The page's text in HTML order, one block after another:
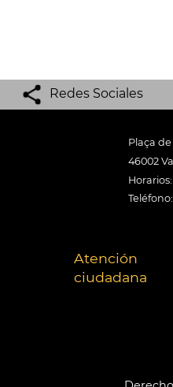
Redes Sociales
Plaça
46002
Atención
ciudadana